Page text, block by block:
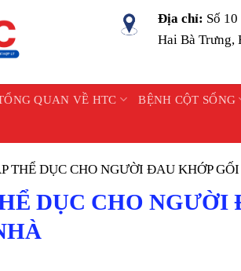
Địa chỉ: Số
Hai Bà Trưng,
QUAN VỀ HTC BỆNH CỘT SỐNG
THỂ DỤC CHO NGƯỜI ĐAU KHỚP
DỤC CHO